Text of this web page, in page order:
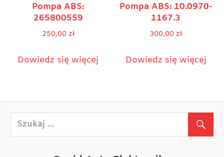
Pompa ABS:
265800559
250,00 zł
Dowiedz się więcej
Pompa ABS: 10.0970-
1167.3
300,00zł
Dowiedz się więcej